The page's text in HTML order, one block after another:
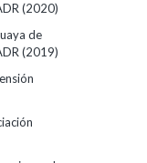
(2020)
de
(2019)